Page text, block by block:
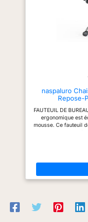
l'étude, la sieste, etc. La
chaise à jambes
les personnes de taille
chaise de bureau est
le dossier est inclinable,
est pratique pour les
de grande taille La
de travail: La chaise de
réglable vous permet de
librement et d'ajuster la
bureau peut s'incliner
et 155 degrés avec une
d'un repose-pieds
la chaise à dossier haut
de se reposer
La chaise d'ordinateur
également parfaitement
naspaluro
Repose-
FAUTEUIL DE
ergonomique est
mousse. Ce fauteuil
épousent
- Ce fauteuil de
d'un réglage
d'inclinaison/
QUALITÉ - Le
cuir PU, un matériau